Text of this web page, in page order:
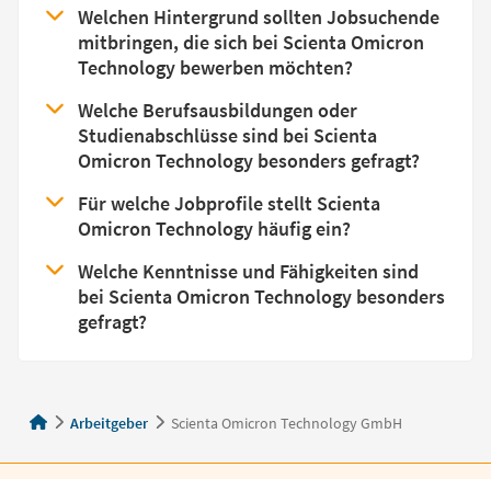
Welchen Hintergrund sollten Jobsuchende
mitbringen, die sich bei Scienta Omicron
Technology bewerben möchten?
Welche Berufsausbildungen oder
Studienabschlüsse sind bei Scienta
Omicron Technology besonders gefragt?
Für welche Jobprofile stellt Scienta
Omicron Technology häufig ein?
Welche Kenntnisse und Fähigkeiten sind
bei Scienta Omicron Technology besonders
gefragt?
Arbeitgeber Scienta Omicron Technology GmbH